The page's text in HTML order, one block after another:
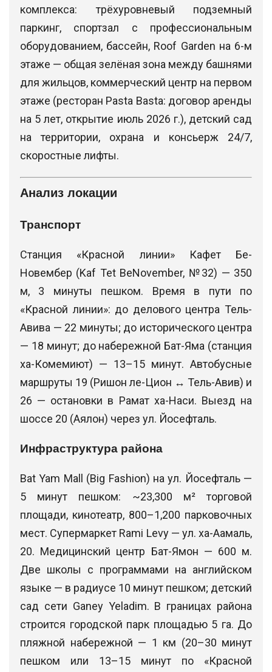
комплекса: трёхуровневый подземный
паркинг, спортзал с профессиональным
оборудованием, бассейн, Roof Garden на 6-м
этаже — общая зелёная зона между башнями
для жильцов, коммерческий центр на первом
этаже (ресторан Pasta Basta: договор аренды
на 5 лет, открытие июль 2026 г.), детский сад
на территории, охрана и консьерж 24/7,
скоростные лифты.
Анализ локации
Транспорт
Станция «Красной линии» Кафет Бе-
Новембер (Kaf Tet BeNovember, №32) — 350
м, 3 минуты пешком. Время в пути по
«Красной линии»: до делового центра Тель-
Авива — 22 минуты; до исторического центра
— 18 минут; до набережной Бат-Яма (станция
ха-Комемиют) — 13–15 минут. Автобусные
маршруты 19 (Ришон ле-Цион ↔ Тель-Авив) и
26 — остановки в Рамат ха-Наси. Выезд на
шоссе 20 (Аялон) через ул. Йосефталь.
Инфраструктура района
Bat Yam Mall (Big Fashion) на ул. Йосефталь —
5 минут пешком: ~23,300 м² торговой
площади, кинотеатр, 800–1,200 парковочных
мест. Супермаркет Rami Levy — ул. ха-Аамаль,
20. Медицинский центр Бат-Ямон — 600 м.
Две школы с программами на английском
языке — в радиусе 10 минут пешком; детский
сад сети Ganey Yeladim. В границах района
строится городской парк площадью 5 га. До
пляжной набережной — 1 км (20–30 минут
пешком или 13–15 минут по «Красной